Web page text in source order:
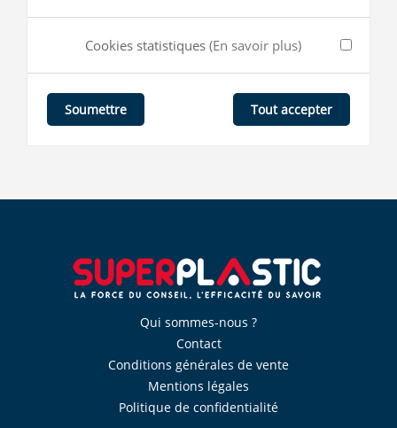
Cookies statistiques (En savoir plus)
Soumettre Tout accepter
Qui sommes-nous ?
Contact
Conditions générales de vente
Mentions légales
Politique de confidentialité